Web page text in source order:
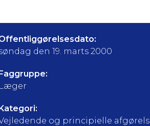
den 19. marts 2000
Læger
og principielle